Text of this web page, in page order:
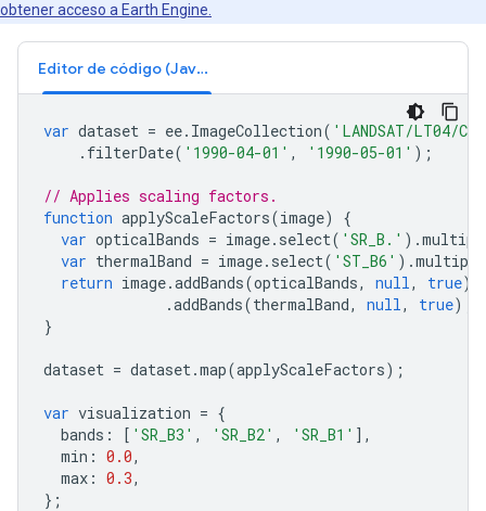
obtener acceso a Earth Engine.
Editor de código (JavaScript)
var dataset = ee. ImageCollection( 'LANDSAT/LT04/
. filterDate( '1990-04-01' , '1990-05-01' );
// Applies scaling factors.
function applyScaleFactors(image)
{
var opticalBands = image. select( 'SR_B.' ).
var thermalBand = image. select( 'ST_B6' ).multiply
return image.addBands(opticalBands, null, true)
.addBands(thermalBand, null, true);
}
dataset = dataset.map(applyScaleFactors);
var visualization = {
bands : [ 'SR_B3' , 'SR_B2' , 'SR_B1' ],
min : 0.0,
max : 0.3,
};